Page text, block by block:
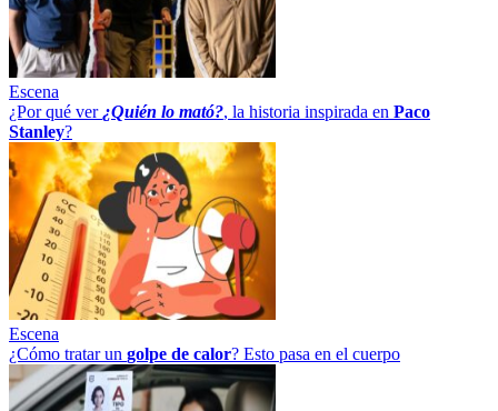
Escena
¿Por qué ver ¿Quién lo mató?, la historia inspirada en Paco
Stanley?
Escena
¿Cómo tratar un golpe de calor? Esto pasa en el cuerpo